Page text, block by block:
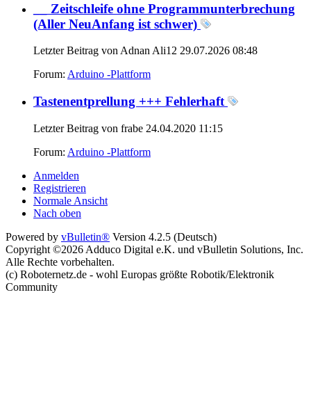
__ Zeitschleife ohne Programmunterbrechung
(Aller NeuAnfang ist schwer)
Letzter Beitrag von Adnan Ali12 29.07.2026 08:48
Forum: Arduino -Plattform
Tastenentprellung +++ Fehlerhaft
Letzter Beitrag von frabe 24.04.2020 11:15
Forum: Arduino -Plattform
Anmelden
Registrieren
Normale Ansicht
Nach oben
Powered by vBulletin® Version 4.2.5 (Deutsch)
Copyright ©2026 Adduco Digital e.K. und vBulletin Solutions, Inc.
Alle Rechte vorbehalten.
(c) Roboternetz.de - wohl Europas größte Robotik/Elektronik
Community